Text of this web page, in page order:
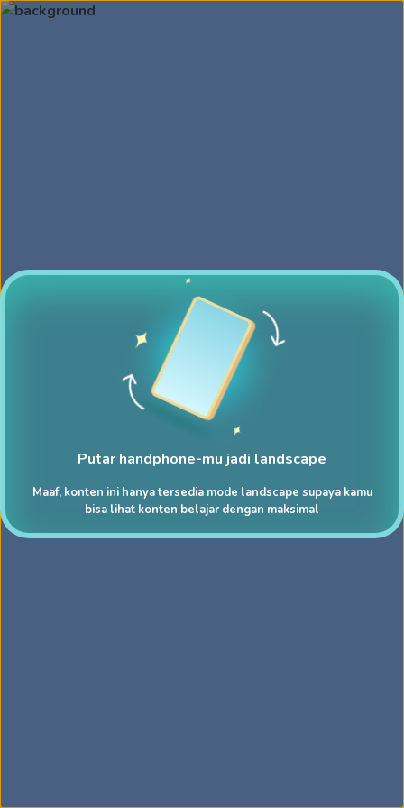
Putar handphone-mu jadi landscape
Maaf, konten ini hanya tersedia mode landscape supaya kamu
bisa lihat konten belajar dengan maksimal